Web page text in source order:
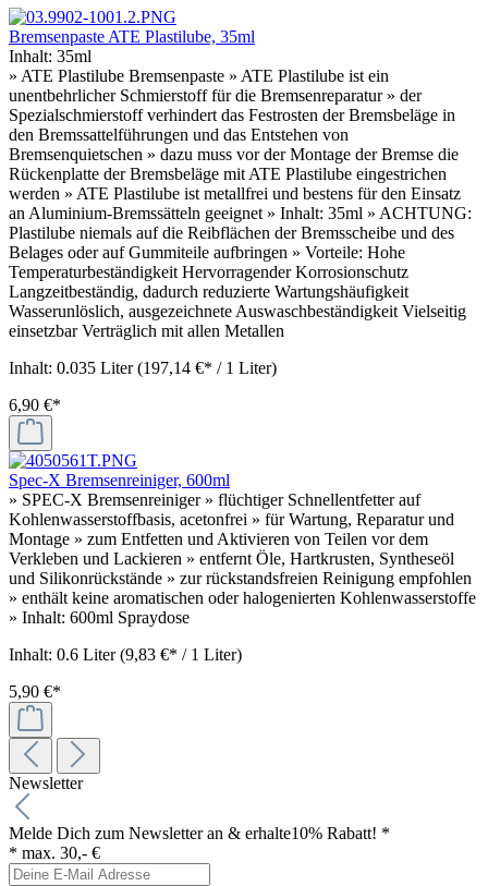
Bremsenpaste ATE Plastilube, 35ml
Inhalt: 35ml
» ATE Plastilube Bremsenpaste » ATE Plastilube ist ein
unentbehrlicher Schmierstoff für die Bremsenreparatur » der
Spezialschmierstoff verhindert das Festrosten der Bremsbeläge in
den Bremssattelführungen und das Entstehen von
Bremsenquietschen » dazu muss vor der Montage der Bremse die
Rückenplatte der Bremsbeläge mit ATE Plastilube eingestrichen
werden » ATE Plastilube ist metallfrei und bestens für den Einsatz
an Aluminium-Bremssätteln geeignet » Inhalt: 35ml » ACHTUNG:
Plastilube niemals auf die Reibflächen der Bremsscheibe und des
Belages oder auf Gummiteile aufbringen » Vorteile: Hohe
Temperaturbeständigkeit Hervorragender Korrosionschutz
Langzeitbeständig, dadurch reduzierte Wartungshäufigkeit
Wasserunlöslich, ausgezeichnete Auswaschbeständigkeit Vielseitig
einsetzbar Verträglich mit allen Metallen
Inhalt: 0.035 Liter(197,14 €* / 1 Liter)
6,90 €*
Spec-X Bremsenreiniger, 600ml
» SPEC-X Bremsenreiniger » flüchtiger Schnellentfetter auf
Kohlenwasserstoffbasis, acetonfrei » für Wartung, Reparatur und
Montage » zum Entfetten und Aktivieren von Teilen vor dem
Verkleben und Lackieren » entfernt Öle, Hartkrusten, Syntheseöl
und Silikonrückstände » zur rückstandsfreien Reinigung empfohlen
» enthält keine aromatischen oder halogenierten Kohlenwasserstoffe
» Inhalt: 600ml Spraydose
Inhalt: 0.6 Liter(9,83 €* / 1 Liter)
5,90 €*
Newsletter
Melde Dich zum Newsletter an & erhalte10% Rabatt! *
* max. 30,- €